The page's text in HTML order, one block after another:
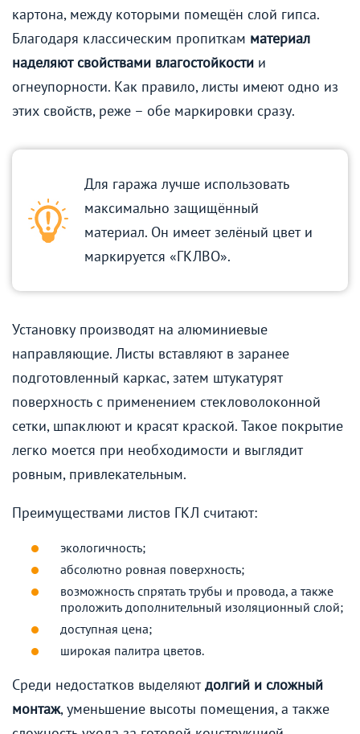
картона, между которыми помещён слой гипса.
Благодаря классическим пропиткам материал
наделяют свойствами влагостойкости и
огнеупорности. Как правило, листы имеют одно из
этих свойств, реже – обе маркировки сразу.
Для гаража лучше использовать
максимально защищённый
материал. Он имеет зелёный цвет и
маркируется «ГКЛВО».
Установку производят на алюминиевые
направляющие. Листы вставляют в заранее
подготовленный каркас, затем штукатурят
поверхность с применением стекловолоконной
сетки, шпаклюют и красят краской. Такое покрытие
легко моется при необходимости и выглядит
ровным, привлекательным.
Преимуществами листов ГКЛ считают:
экологичность;
абсолютно ровная поверхность;
возможность спрятать трубы и провода, а также
проложить дополнительный изоляционный слой;
доступная цена;
широкая палитра цветов.
Среди недостатков выделяютдолгий и сложный
монтаж, уменьшение высоты помещения, а также